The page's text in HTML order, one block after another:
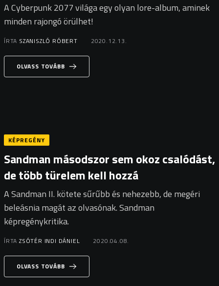
A Cyberpunk 2077 világa egy olyan lore-album, aminek
minden rajongó örülhet!
ÍRTA SZANISZLÓ RÓBERT 2020.12.13.
OLVASS TOVÁBB
KÉPREGÉNY
Sandman másodszor sem okoz csalódást,
de több türelem kell hozzá
A Sandman II. kötete sűrűbb és nehezebb, de megéri
beleásnia magát az olvasónak. Sandman
képregénykritika.
ÍRTA ZSÓTÉR INDI DÁNIEL 2020.04.08.
OLVASS TOVÁBB